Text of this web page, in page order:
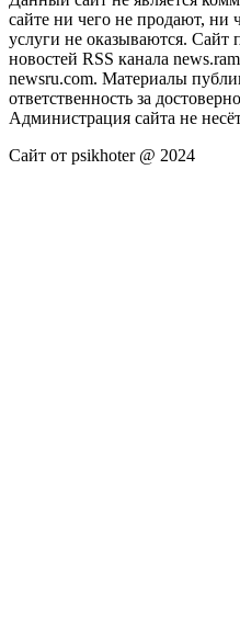
сайте ни чего не продают, ни
услуги не оказываются. Сайт
новостей RSS канала
newsru.com. Материалы
ответственность за
Администрация сайта не
Сайт от psikhoter @ 2024